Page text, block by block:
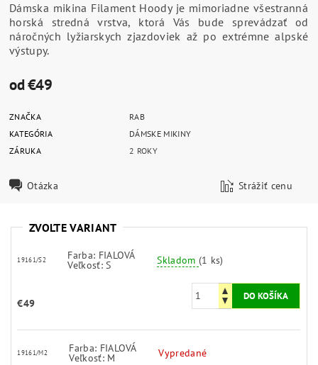
Dámska mikina Filament Hoody je mimoriadne všestranná
horská stredná vrstva, ktorá Vás bude sprevádzať od
náročných lyžiarskych zjazdoviek až po extrémne alpské
výstupy.
od €49
ZNAČKA
RAB
KATEGÓRIA
DÁMSKE MIKINY
ZÁRUKA
2 ROKY
Otázka Strážiť cenu
ZVOĽTE VARIANT
19161/S2 Farba: FIALOVÁ
Veľkosť: S Skladom (1 ks)
€49
19161/M2 Farba: FIALOVÁ
Veľkosť: M Vypredané